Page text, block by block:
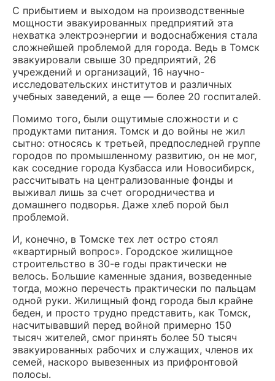
С прибытием и выходом на производственные
мощности эвакуированных предприятий эта
нехватка электроэнергии и водоснабжения стала
сложнейшей проблемой для города. Ведь в Томск
эвакуировали свыше 30 предприятий, 26
учреждений и организаций, 16 научно-
исследовательских институтов и различных
учебных заведений, а еще — более 20 госпиталей.
Помимо того, были ощутимые сложности и с
продуктами питания. Томск и до войны не жил
сытно: относясь к третьей, предпоследней группе
городов по промышленному развитию, он не мог,
как соседние города Кузбасса или Новосибирск,
рассчитывать на централизованные фонды и
выживал лишь за счет огородничества и
домашнего подворья. Даже хлеб порой был
проблемой.
И, конечно, в Томске тех лет остро стоял
«квартирный вопрос». Городское жилищное
строительство в 30-е годы практически не
велось. Большие каменные здания, возведенные
тогда, можно перечесть практически по пальцам
одной руки. Жилищный фонд города был крайне
беден, и просто трудно представить, как Томск,
насчитывавший перед войной примерно 150
тысяч жителей, смог принять более 50 тысяч
эвакуированных рабочих и служащих, членов их
семей, наскоро вывезенных из прифронтовой
полосы.